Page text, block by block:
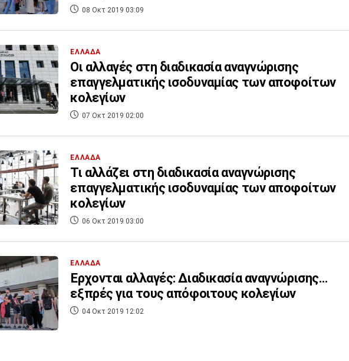
08 Οκτ 2019 03:09
ΕΛΛΑΔΑ
Οι αλλαγές στη διαδικασία αναγνώρισης
επαγγελματικής ισοδυναμίας των αποφοίτων
κολεγίων
07 Οκτ 2019 02:00
ΕΛΛΑΔΑ
Τι αλλάζει στη διαδικασία αναγνώρισης
επαγγελματικής ισοδυναμίας των αποφοίτων
κολεγίων
06 Οκτ 2019 03:00
ΕΛΛΑΔΑ
Έρχονται αλλαγές: Διαδικασία αναγνώρισης…
εξπρές για τους απόφοιτους κολεγίων
04 Οκτ 2019 12:02